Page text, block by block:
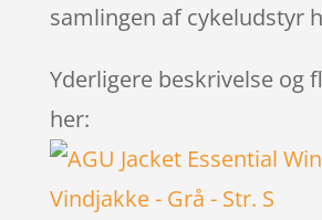
samlingen af cykeludstyr
Yderligere beskrivelse og
her: